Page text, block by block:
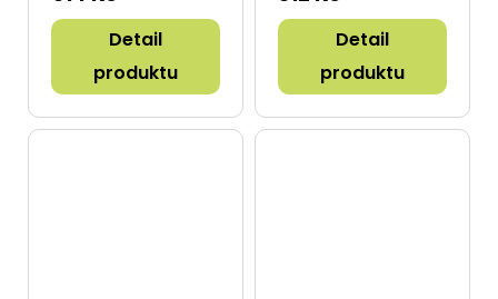
Detail
produktu
Detail
produktu